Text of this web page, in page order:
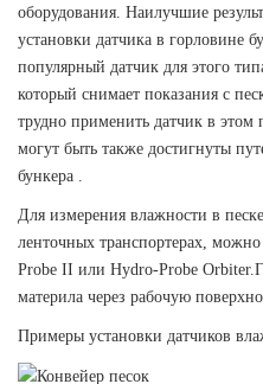
оборудования. Наилучшие
установки датчика в горловине
популярный датчик для этого
который снимает показания с
трудно применить датчик в этом
могут быть также достигнуты
бункера .
Для измерения влажности в
ленточных транспортерах,
Probe II или Hydro-Probe Orbiter.
материла через рабочую
Примеры установки датчиков